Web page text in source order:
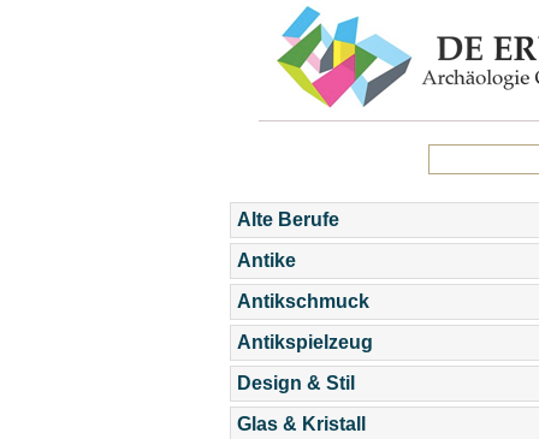
Alte Berufe
Antike
Antikschmuck
Antikspielzeug
Design & Stil
Glas & Kristall